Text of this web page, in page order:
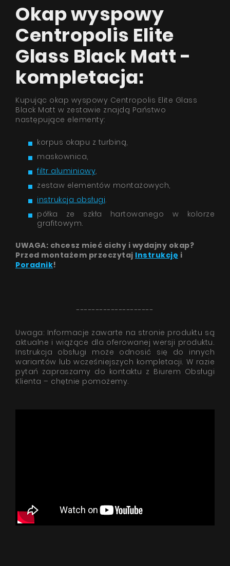
Okap wyspowy
Centropolis Elite
Glass Black Matt -
kompletacja:
Kupując okap wyspowy Centropolis Elite Glass
Black Matt w zestawie znajdą Państwo
następujące elementy:
korpus okapu z turbiną,
maskownica,
filtr aluminiowy,
zestaw elementów montażowych,
instrukcja obsługi.
półka ze szkła hartowanego w kolorze
grafitowym.
UWAGA: chcesz mieć cichy i wydajny okap?
Przed montażem przeczytaj Instrukcję i
Poradnik!
--------------------
Uwaga: Informacje zawarte na stronie produktu są
aktualne i wiążące dla oferowanej wersji produktu.
Instrukcja obsługi może odnosić się do innych
wariantów lub wcześniejszych kompletacji. W razie
pytań zapraszamy do kontaktu z Biurem Obsługi
Klienta – chętnie pomożemy.